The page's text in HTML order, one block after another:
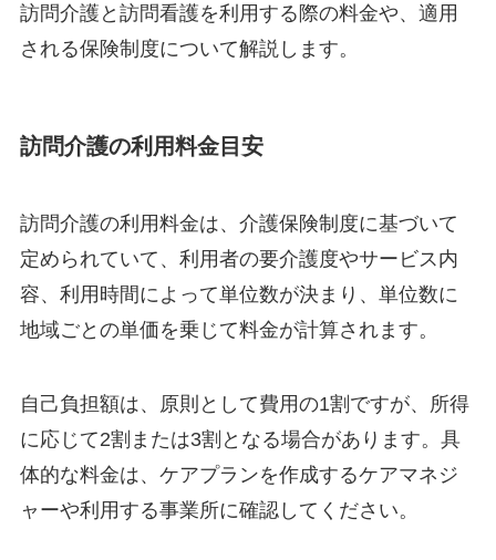
訪問介護と訪問看護を利用する際の料金や、適用
される保険制度について解説します。
訪問介護の利用料金目安
訪問介護の利用料金は、介護保険制度に基づいて
定められていて、利用者の要介護度やサービス内
容、利用時間によって単位数が決まり、単位数に
地域ごとの単価を乗じて料金が計算されます。
自己負担額は、原則として費用の1割ですが、所得
に応じて2割または3割となる場合があります。具
体的な料金は、ケアプランを作成するケアマネジ
ャーや利用する事業所に確認してください。